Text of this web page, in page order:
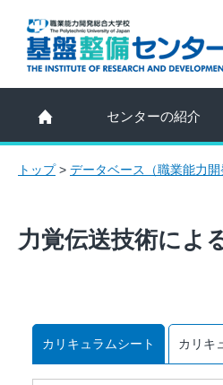
センターの紹介
トップ> データベース（職業能力開
力覚伝送技術によ
カリキュラムシート カリキ